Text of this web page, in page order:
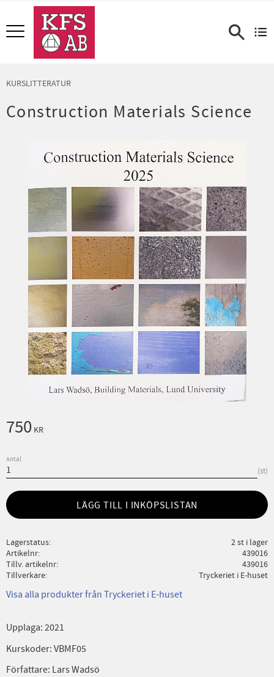
Meny
KURSLITTERATUR
Construction Materials Science
750 KR
Antal
st
LÄGG TILL I INKÖPSLISTAN
Lagerstatus
2 st i lager
Artikelnr
439016
Tillv. artikelnr
439016
Tillverkare
Tryckeriet i E-huset
Visa alla produkter från Tryckeriet i E-huset
Upplaga: 2021
Kurskoder: VBMF05
Författare: Lars Wadsö